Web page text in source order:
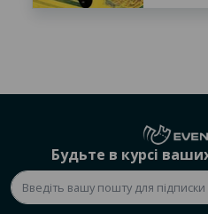
Будьте в курсі